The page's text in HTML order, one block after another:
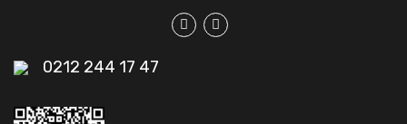
0212 244 17 47